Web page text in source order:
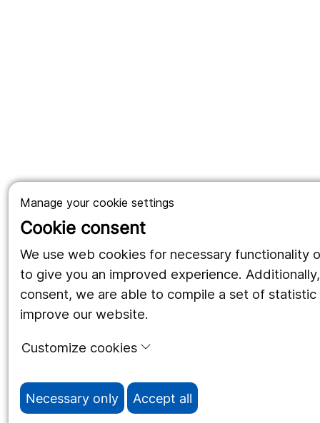
Manage your cookie settings
Cookie consent
We use web cookies for necessary functionality
to give you an improved experience.
consent, we are able to compile a set of
improve our website.
Customize cookies
Necessary only Accept all